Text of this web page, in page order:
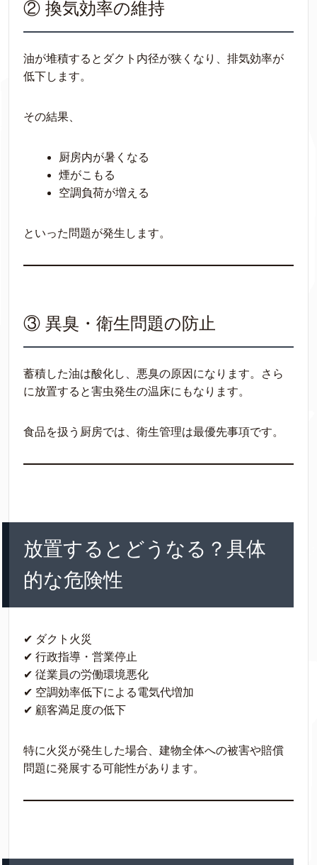
② 換気効率の維持
油が堆積するとダクト内径が狭くなり、排気効率が
低下します。
その結果、
厨房内が暑くなる
煙がこもる
空調負荷が増える
といった問題が発生します。
③ 異臭・衛生問題の防止
蓄積した油は酸化し、悪臭の原因になります。さら
に放置すると害虫発生の温床にもなります。
食品を扱う厨房では、衛生管理は最優先事項です。
放置するとどうなる？具体
的な危険性
✔ ダクト火災
✔ 行政指導・営業停止
✔ 従業員の労働環境悪化
✔ 空調効率低下による電気代増加
✔ 顧客満足度の低下
特に火災が発生した場合、建物全体への被害や賠償
問題に発展する可能性があります。